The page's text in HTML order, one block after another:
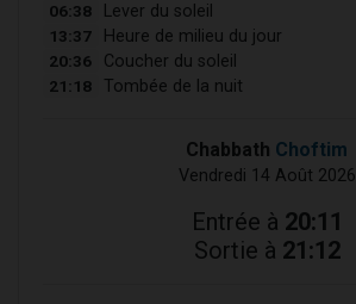
06:38 Lever du soleil
13:37 Heure de milieu du jour
20:36 Coucher du soleil
21:18 Tombée de la nuit
Chabbath Choftim
Vendredi 14 Août 2026
Entrée à 20:11
Sortie à 21:12